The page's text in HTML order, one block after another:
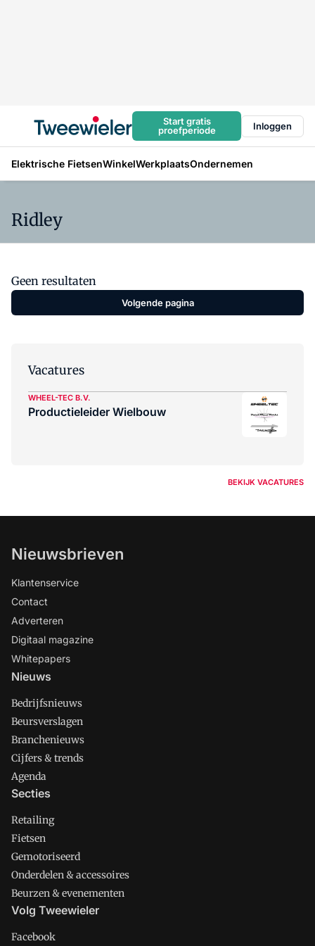
Start gratis
proefperiode
Inloggen
Elektrische FietsenWinkelWerkplaatsOndernemen
Ridley
Geen resultaten
Volgende pagina
Vacatures
WHEEL-TEC B.V.
Productieleider Wielbouw
BEKIJK VACATURES
Nieuwsbrieven
Klantenservice
Contact
Adverteren
Digitaal magazine
Whitepapers
Nieuws
Bedrijfsnieuws
Beursverslagen
Branchenieuws
Cijfers & trends
Agenda
Secties
Retailing
Fietsen
Gemotoriseerd
Onderdelen & accessoires
Beurzen & evenementen
Volg Tweewieler
Facebook